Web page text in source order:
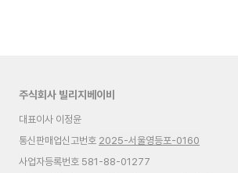
주식회사 빌리지베이비
대표이사 이정윤
통신판매업신고번호 2025-서울영등포-0160
사업자등록번호 581-88-01277